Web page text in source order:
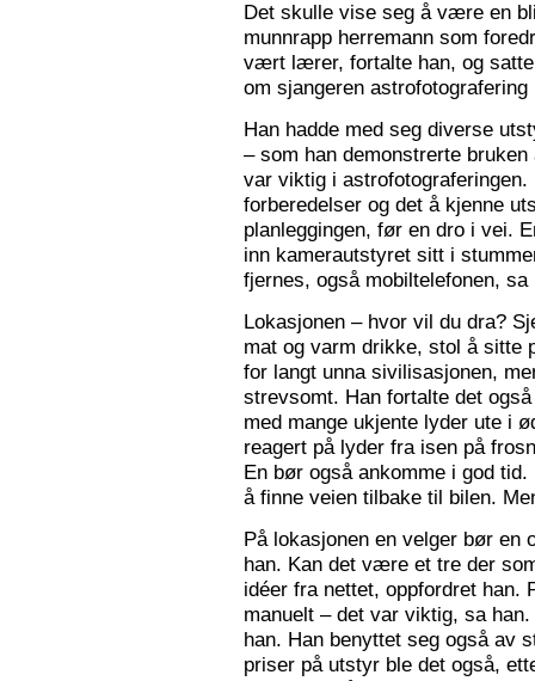
Det skulle vise seg å være en
munnrapp herremann som
vært lærer, fortalte han, og
om sjangeren astrofotografering
Han hadde med seg diverse
– som han demonstrerte
var viktig i
forberedelser og det å kjenne
planleggingen, før en dro i vei.
inn kamerautstyret sitt i
fjernes, også mobiltelefonen, sa
Lokasjonen – hvor vil du dra?
mat og varm drikke, stol å
for langt unna sivilisasjonen,
strevsomt. Han fortalte det
med mange ukjente lyder ute i
reagert på lyder fra isen på
En bør også ankomme i god
å finne veien tilbake til bilen.
På lokasjonen en velger bør en
han. Kan det være et tre der
idéer fra nettet, oppfordret han.
manuelt – det var viktig, sa
han. Han benyttet seg også av
priser på utstyr ble det også,